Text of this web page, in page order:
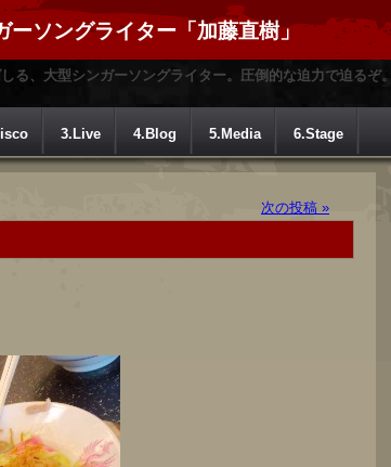
ーソングライター「加藤直樹」
る、大型シンガーソングライター。圧倒的な迫力で迫るぞ。
3.Live 4.Blog 5.Media 6.Stage
次の投稿 »